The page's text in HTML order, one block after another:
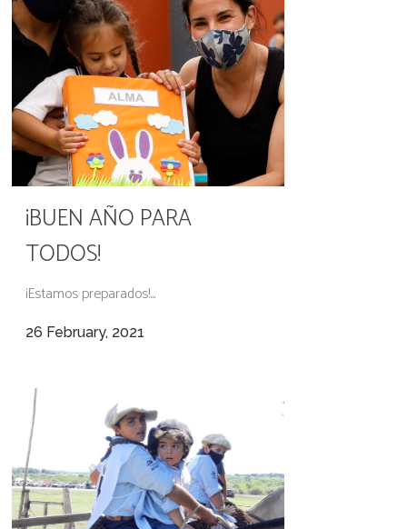
¡BUEN AÑO PARA
TODOS!
¡Estamos preparados!...
26 February, 2021